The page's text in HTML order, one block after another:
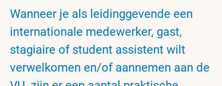
Wanneer je als leidinggevende een
internationale medewerker, gast,
stagiaire of student assistent wilt
verwelkomen en/of aannemen aan de